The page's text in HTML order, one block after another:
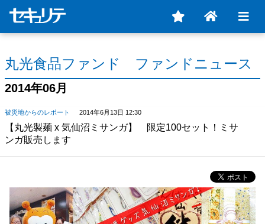
丸光食品ファンド ファンドニュース
2014年06月
被災地からのレポート 2014年6月13日 12:30
【丸光製麺 x 気仙沼ミサンガ】 限定100セット！ミサ
ンガ販売します